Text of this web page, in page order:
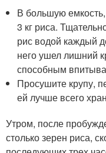
В большую
3 кг риса.
рис водой каждый
него ушел лишний
способным
Просушите крупу,
ей лучше всего
Утром, после
столько зерен риса,